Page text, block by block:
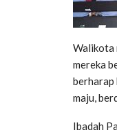
Walikota
mereka
berharap
maju,
Ibadah